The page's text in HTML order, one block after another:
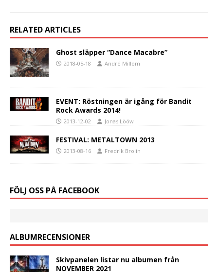
RELATED ARTICLES
Ghost släpper “Dance Macabre”
2018-05-18 André Millom
EVENT: Röstningen är igång för Bandit
Rock Awards 2014!
2013-12-02 Jonas Lööw
FESTIVAL: METALTOWN 2013
2013-08-16 Fredrik Brolin
FÖLJ OSS PÅ FACEBOOK
ALBUMRECENSIONER
Skivpanelen listar nu albumen från
NOVEMBER 2021